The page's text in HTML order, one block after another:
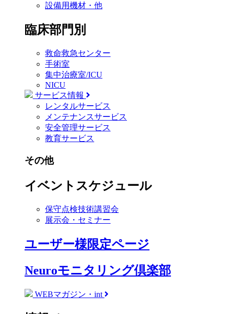
設備用機材・他
臨床部門別
救命救急センター
手術室
集中治療室/ICU
NICU
サービス情報
レンタルサービス
メンテナンスサービス
安全管理サービス
教育サービス
その他
イベントスケジュール
保守点検技術講習会
展示会・セミナー
ユーザー様限定ページ
Neuroモニタリング倶楽部
WEBマガジン・int